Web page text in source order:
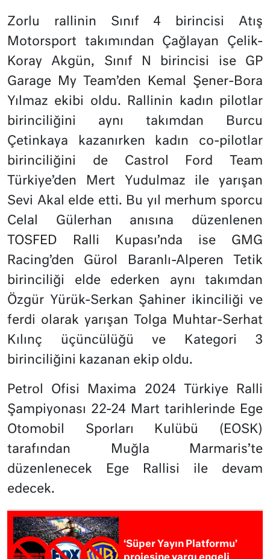
Zorlu rallinin Sınıf 4 birincisi Atış
Motorsport takımından Çağlayan Çelik-
Koray Akgün, Sınıf N birincisi ise GP
Garage My Team’den Kemal Şener-Bora
Yılmaz ekibi oldu. Rallinin kadın pilotlar
birinciliğini aynı takımdan Burcu
Çetinkaya kazanırken kadın co-pilotlar
birinciliğini de Castrol Ford Team
Türkiye’den Mert Yudulmaz ile yarışan
Sevi Akal elde etti. Bu yıl merhum sporcu
Celal Gülerhan anısına düzenlenen
TOSFED Ralli Kupası’nda ise GMG
Racing’den Gürol Baranlı-Alperen Tetik
birinciliği elde ederken aynı takımdan
Özgür Yürük-Serkan Şahiner ikinciliği ve
ferdi olarak yarışan Tolga Muhtar-Serhat
Kılınç üçüncülüğü ve Kategori 3
birinciliğini kazanan ekip oldu.
Petrol Ofisi Maxima 2024 Türkiye Ralli
Şampiyonası 22-24 Mart tarihlerinde Ege
Otomobil Sporları Kulübü (EOSK)
tarafından Muğla Marmaris’te
düzenlenecek Ege Rallisi ile devam
edecek.
‘Süper Yayın Platformu’